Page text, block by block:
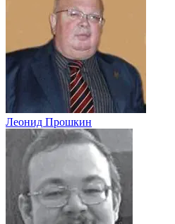
Леонид Прошкин